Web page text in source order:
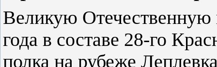
Великую Отечественную
года в составе 28-го
полка на рубеже